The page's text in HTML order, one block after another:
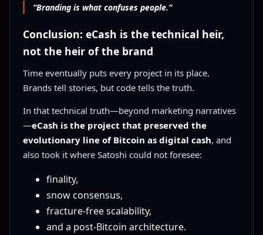
“Branding is what confuses people.”
Conclusion: eCash is the technical heir,
not the heir of the brand
Time eventually puts every project in its place.
Brands tell stories, but code tells the truth.
In that technical truth—beyond marketing narratives
—eCash is the project that preserved the
evolutionary line of Bitcoin as digital cash, and
also took it where Satoshi could not foresee:
finality,
snow consensus,
fracture-free scalability,
and a post-Bitcoin architecture.